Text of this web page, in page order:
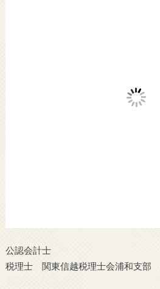
公認会計士 登録番
税理士 関東信越税理士会浦和支部